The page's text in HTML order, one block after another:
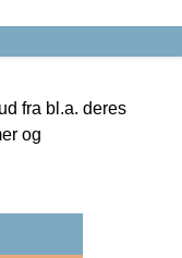
fra bl.a. deres
og